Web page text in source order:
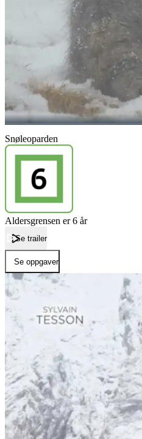
Snøleoparden
Aldersgrensen er 6 år
Se trailer
Se oppgaver
Forside
Snøleoparden
Snøleoparden
Film
Forfatter:
Leverandør:
Norgesfilm AS
Lisens:
I hjertet av det Tibetanske
villdyr bor. Målet med reisen er å
Publisert 01.12.2024